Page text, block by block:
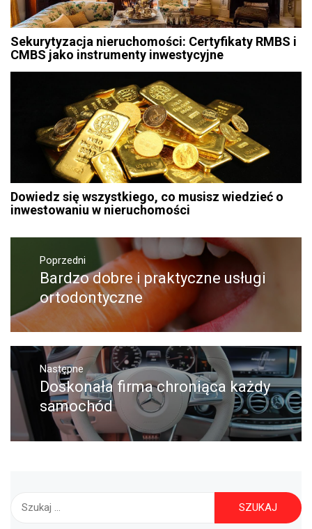
Sekurytyzacja nieruchomości: Certyfikaty RMBS i
CMBS jako instrumenty inwestycyjne
Dowiedz się wszystkiego, co musisz wiedzieć o
inwestowaniu w nieruchomości
Nawigacja
wpisu
Poprzedni
Poprzedni
wpis:
Bardzo dobre i praktyczne usługi
ortodontyczne
Następne
Następny
post:
Doskonała firma chroniąca każdy
samochód
Szukaj: